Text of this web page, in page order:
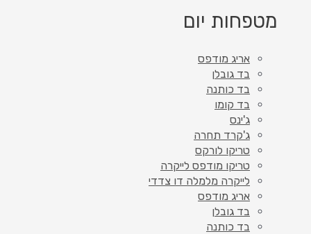
מטפחות יום
אריג מודפס
בד גובלן
בד כותנה
בד קומו
ג'ינס
ג'קרד תחרה
טריקו לורקס
טריקו מודפס לייקרה
לייקרה מלמלה דו צדדי
אריג מודפס
בד גובלן
בד כותנה